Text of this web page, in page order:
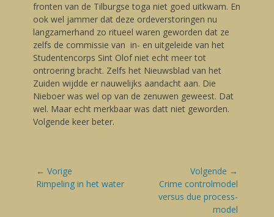
fronten van de Tilburgse toga niet goed uitkwam. En
ook wel jammer dat deze ordeverstoringen nu
langzamerhand zo ritueel waren geworden dat ze
zelfs de commissie van in- en uitgeleide van het
Studentencorps Sint Olof niet echt meer tot
ontroering bracht. Zelfs het Nieuwsblad van het
Zuiden wijdde er nauwelijks aandacht aan. Die
Nieboer was wel op van de zenuwen geweest. Dat
wel. Maar echt merkbaar was datt niet geworden.
Volgende keer beter.
Bericht
navigatie
← Vorige
Vorige
Rimpeling in het water
Volgende →
VolgendeCrime controlmodel
versus due process-
model